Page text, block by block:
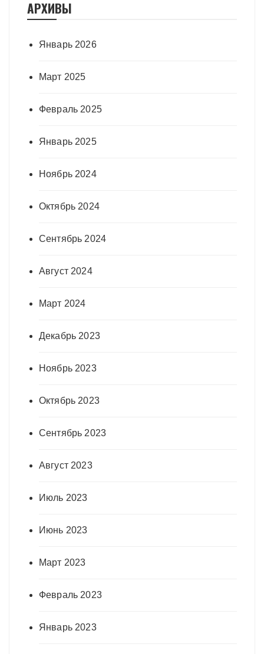
АРХИВЫ
Январь 2026
Март 2025
Февраль 2025
Январь 2025
Ноябрь 2024
Октябрь 2024
Сентябрь 2024
Август 2024
Март 2024
Декабрь 2023
Ноябрь 2023
Октябрь 2023
Сентябрь 2023
Август 2023
Июль 2023
Июнь 2023
Март 2023
Февраль 2023
Январь 2023